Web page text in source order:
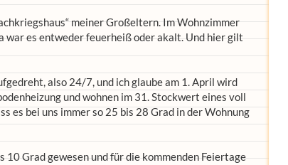
meiner Großeltern. Im Wohnzimmer
war es entweder feuerheiß oder akalt. Und hier gilt
also 24/7, und ich glaube am 1. April wird
und wohnen im 31. Stockwert eines voll
es bei uns immer so 25 bis 28 Grad in der Wohnung
10 Grad gewesen und für die kommenden Feiertage